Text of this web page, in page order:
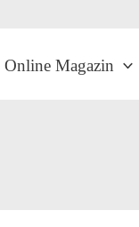
Online Magazin